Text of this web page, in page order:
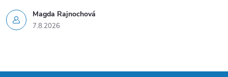
Magda Rajnochová
7.8.2026